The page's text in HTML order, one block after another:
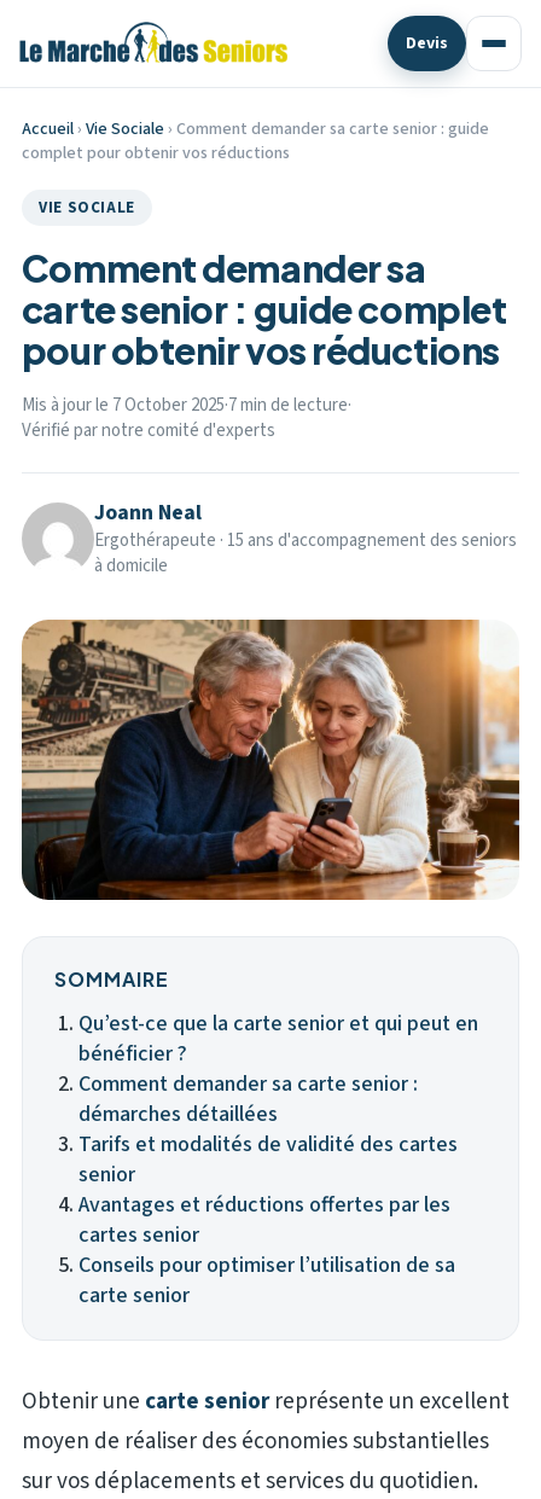
Devis
Accueil› Vie Sociale › Comment demander sa carte senior : guide
complet pour obtenir vos réductions
VIE SOCIALE
Comment demander sa
carte senior : guide complet
pour obtenir vos réductions
Mis à jour le 7 October 2025·7 min de lecture·
Vérifié par notre comité d'experts
Joann Neal
Ergothérapeute · 15 ans d'accompagnement des seniors
à domicile
SOMMAIRE
Qu’est-ce que la carte senior et qui peut en
bénéficier ?
Comment demander sa carte senior :
démarches détaillées
Tarifs et modalités de validité des cartes
senior
Avantages et réductions offertes par les
cartes senior
Conseils pour optimiser l’utilisation de sa
carte senior
Obtenir une carte seniorreprésente un excellent
moyen de réaliser des économies substantielles
sur vos déplacements et services du quotidien.